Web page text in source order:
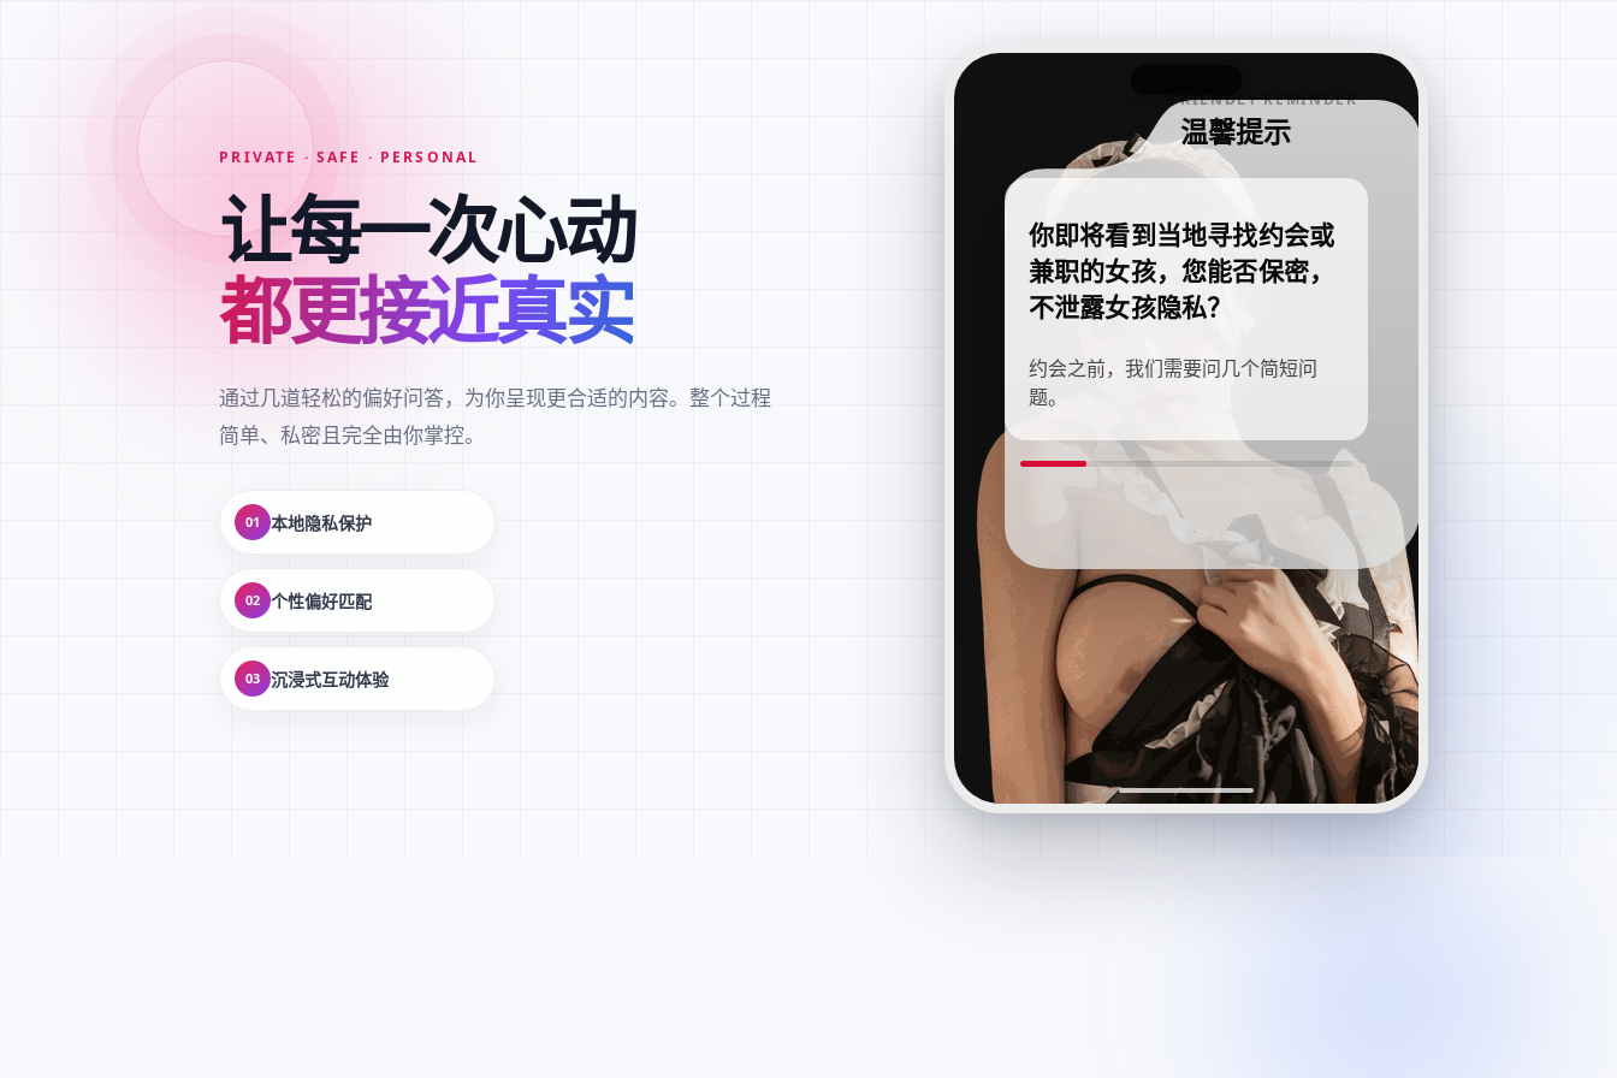
PRIVATE · SAFE · PERSONAL
让每一次心动
都更接近真实
通过几道轻松的偏好问答，为你呈现更合适的内容。整个过程
简单、私密且完全由你掌控。
01 本地隐私保护
02 个性偏好匹配
03 沉浸式互动体验
FRIENDLY REMINDER
温馨提示
你即将看到当地寻找约会或
兼职的女孩，您能否保密，
不泄露女孩隐私？
约会之前，我们需要问几个简短问
题。